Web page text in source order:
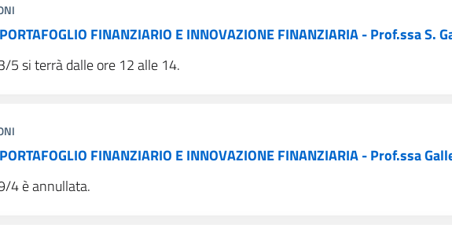
FINANZIARIO E INNOVAZIONE FINANZIARIA - Prof.ssa S.
5 si terrà dalle ore 12 alle 14.
FINANZIARIO E INNOVAZIONE FINANZIARIA - Prof.ssa
4 è annullata.